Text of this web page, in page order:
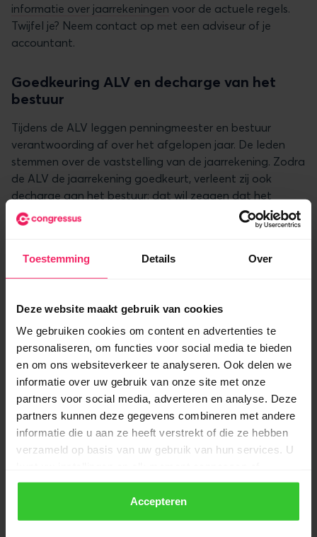
Toestemming Details Over
Deze website maakt gebruik van cookies
We gebruiken cookies om content en advertenties te
personaliseren, om functies voor social media te bieden
en om ons websiteverkeer te analyseren. Ook delen we
informatie over uw gebruik van onze site met onze
partners voor social media, adverteren en analyse. Deze
partners kunnen deze gegevens combineren met andere
informatie die u aan ze heeft verstrekt of die ze hebben
verzameld op basis van uw gebruik van hun services. U
intrekken via de knop linksonder in uw scherm.
We werken samen met22 derdendie uw gegevens
Accepteren
informatie over jaarrekeningen voor de actuele regels.
Twijfel je? Neem contact op met een adviseur of je
accountant.
Goedkeuring ALV en decharge van het
bestuur
Tijdens de ALV leggen penningmeester en bestuur
verantwoording af over het afgelopen jaar. De leden
stemmen over de vaststelling van de jaarrekening. Zodra
de ALV de jaarrekening goedkeurt, verleent zij ook
decharge aan het bestuur: dat wil zeggen dat het
bestuur van die datum af niet meer persoonlijk
aansprakelijk is voor de financiële beslissingen uit dat
maanden na het einde van het boekjaar. Voor een
kalenderjaarvereniging betekent dat: uiterlijk eind juni.
Veel verenigingen houden de ALV in maart of april.
Deponeerplicht: wanneer en hoe?
Sommige verenigingen zijn verplicht hun jaarrekening te
deponeren bij de Kamer van Koophandel. Dit geldt
meestal voor grotere verenigingen of verenigingen die
onder specifieke wetgeving vallen. Controleer via de
schrijven die een deponeringstermijn voor.